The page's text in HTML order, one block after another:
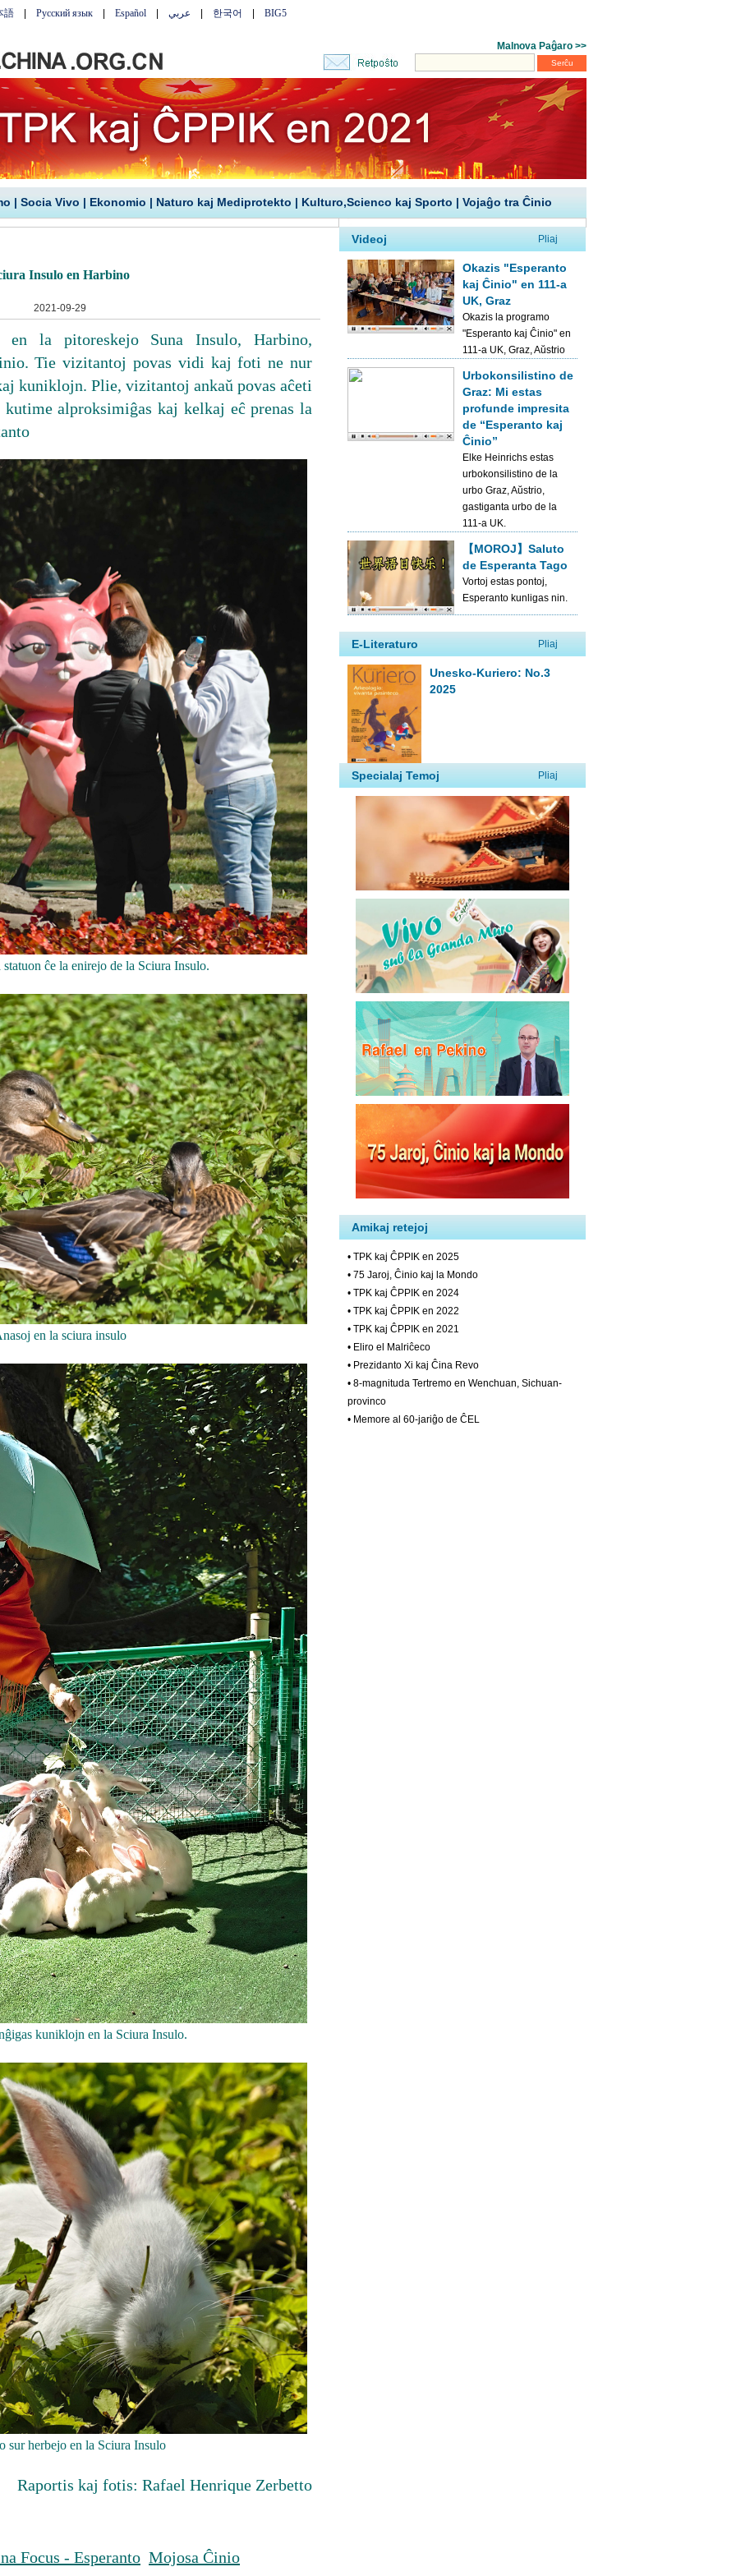
| Socia Vivo | Ekonomio | Naturo kaj Mediprotekto | Kulturo,Scienco kaj Sporto | Vojaĝo tra Ĉinio
Insulo en Harbino
2021-09-29
la pitoreskejo Suna Insulo, Harbino,
Tie vizitantoj povas vidi kaj foti ne nur
kuniklojn. Plie, vizitantoj ankaŭ povas aĉeti
alproksimiĝas kaj kelkaj eĉ prenas la
ĉe la enirejo de la Sciura Insulo.
en la sciura insulo
kuniklojn en la Sciura Insulo.
sur herbejo en la Sciura Insulo
Raportis kaj fotis: Rafael Henrique Zerbetto
Focus - Esperanto Mojosa Ĉinio